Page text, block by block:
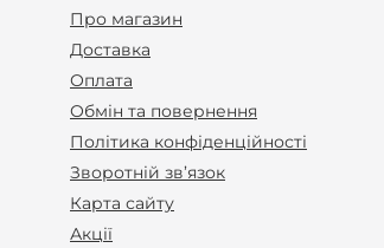
Про магазин
Доставка
Оплата
Обмін та повернення
Політика конфіденційності
Зворотній зв’язок
Карта сайту
Акції